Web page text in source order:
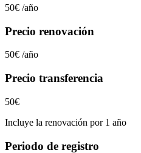
50€ /año
Precio renovación
50€ /año
Precio transferencia
50€
Incluye la renovación por 1 año
Periodo de registro